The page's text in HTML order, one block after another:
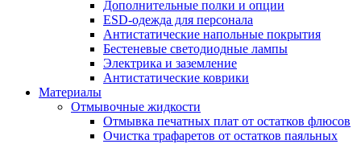
Дополнительные полки и опции
ESD-одежда для персонала
Антистатические напольные покрытия
Бестеневые светодиодные лампы
Электрика и заземление
Антистатические коврики
Материалы
Отмывочные жидкости
Отмывка печатных плат от остатков флюсов
Очистка трафаретов от остатков паяльных